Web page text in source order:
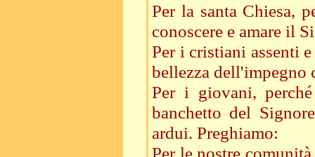
Per la santa Chiesa,
conoscere e amare il
Per i cristiani assenti
bellezza dell'impegno
Per i giovani,
banchetto del
ardui. Preghiamo:
Per le nostre